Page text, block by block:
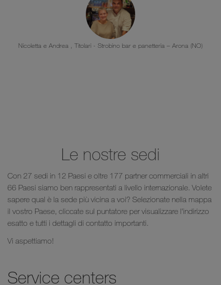
Nicoletta e Andrea , Titolari - Strobino bar e panetteria – Arona (NO)
Le nostre sedi
Con 27 sedi in 12 Paesi e oltre 177 partner commerciali in altri
66 Paesi siamo ben rappresentati a livello internazionale. Volete
sapere qual è la sede più vicina a voi? Selezionate nella mappa
il vostro Paese, cliccate sul puntatore per visualizzare l’indirizzo
esatto e tutti i dettagli di contatto importanti.
Vi aspettiamo!
Service centers